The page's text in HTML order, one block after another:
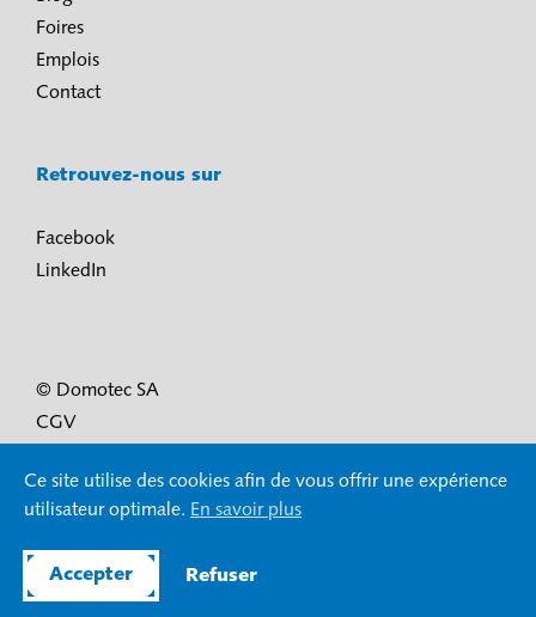
Ce site utilise des cookies afin de vous offrir une expérience
utilisateur optimale. En savoir plus
Accepter Refuser
Foires
Emplois
Contact
Retrouvez-nous sur
Facebook
LinkedIn
© Domotec SA
CGV
Mentions légales